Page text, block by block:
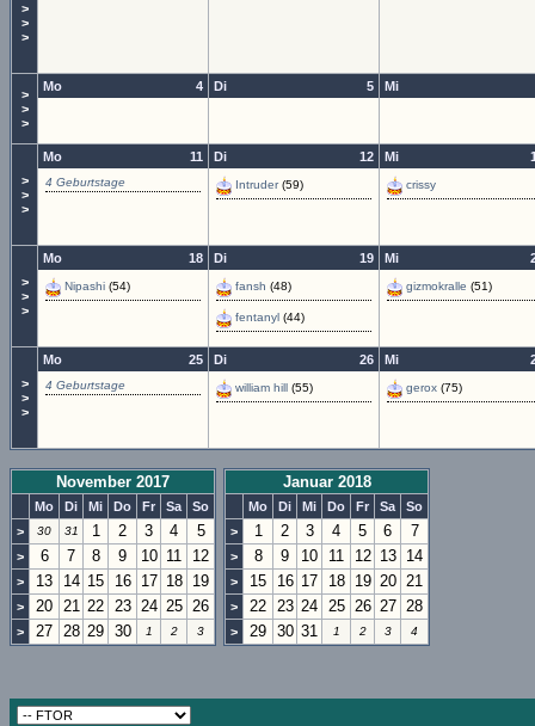
>
>
>
>
>
>
4
Mo 5
Di Mi
>
>
>
11
Mo
4 Geburtstage
12
Di
Intruder(59)
Mi
crissy
>
>
>
18
Mo
Nipashi (54)
19
Di
fansh (48)
fentanyl (44)
Mi
gizmokralle (51)
>
>
>
25
Mo
4 Geburtstage
26
Di
william hill (55)
Mi
gerox (75)
November 2017
Mo Di Mi Do Fr Sa
So
>
30 31 1 2 3 4 5
> 6 7 8 9 10 11 12
> 13 14 15 16 17 18 19
> 20 21 22 23 24 25 26
> 27 28 29 30 1 2 3
Januar 2018
Mo Di Mi Do Fr Sa
So
>
1 2 3 4 5 6 7
> 8 9 10 11 12 13 14
> 15 16 17 18 19 20 21
> 22 23 24 25 26 27 28
> 29 30 31 1 2 3 4